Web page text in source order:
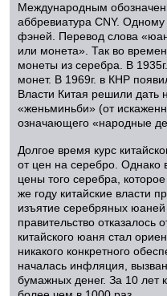
Международным
аббревиатура CNY.
фэней. Перевод слова
или монета». Так во
монеты из серебра. В
монет. В 1969г. в КНР
Власти Китая решили дать
«женьминьби» (от
означающего «народные
Долгое время курс
от цен на серебро. Однако
цены того серебра,
же году китайские власти
изъятие серебряных
правительство отказалось
китайского юаня стал
никакого конкретного
началась инфляция,
бумажных денег. За 10 лет